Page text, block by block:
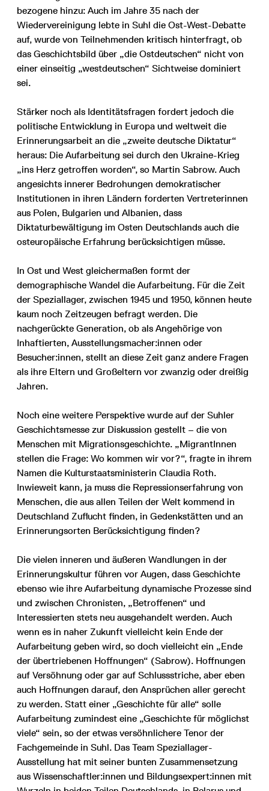
bezogene hinzu: Auch im Jahre 35 nach der
Wiedervereinigung lebte in Suhl die Ost-West-Debatte
auf, wurde von Teilnehmenden kritisch hinterfragt, ob
das Geschichtsbild über „die Ostdeutschen“ nicht von
einer einseitig „westdeutschen“ Sichtweise dominiert
sei.
Stärker noch als Identitätsfragen fordert jedoch die
politische Entwicklung in Europa und weltweit die
Erinnerungsarbeit an die „zweite deutsche Diktatur“
heraus: Die Aufarbeitung sei durch den Ukraine-Krieg
„ins Herz getroffen worden“, so Martin Sabrow. Auch
angesichts innerer Bedrohungen demokratischer
Institutionen in ihren Ländern forderten Vertreterinnen
aus Polen, Bulgarien und Albanien, dass
Diktaturbewältigung im Osten Deutschlands auch die
osteuropäische Erfahrung berücksichtigen müsse.
In Ost und West gleichermaßen formt der
demographische Wandel die Aufarbeitung. Für die Zeit
der Speziallager, zwischen 1945 und 1950, können heute
kaum noch Zeitzeugen befragt werden. Die
nachgerückte Generation, ob als Angehörige von
Inhaftierten, Ausstellungsmacher:innen oder
Besucher:innen, stellt an diese Zeit ganz andere Fragen
als ihre Eltern und Großeltern vor zwanzig oder dreißig
Jahren.
Noch eine weitere Perspektive wurde auf der Suhler
Geschichtsmesse zur Diskussion gestellt – die von
Menschen mit Migrationsgeschichte. „MigrantInnen
stellen die Frage: Wo kommen wir vor?“, fragte in ihrem
Namen die Kulturstaatsministerin Claudia Roth.
Inwieweit kann, ja muss die Repressionserfahrung von
Menschen, die aus allen Teilen der Welt kommend in
Deutschland Zuflucht finden, in Gedenkstätten und an
Erinnerungsorten Berücksichtigung finden?
Die vielen inneren und äußeren Wandlungen in der
Erinnerungskultur führen vor Augen, dass Geschichte
ebenso wie ihre Aufarbeitung dynamische Prozesse sind
und zwischen Chronisten, „Betroffenen“ und
Interessierten stets neu ausgehandelt werden. Auch
wenn es in naher Zukunft vielleicht kein Ende der
Aufarbeitung geben wird, so doch vielleicht ein „Ende
der übertriebenen Hoffnungen“ (Sabrow). Hoffnungen
auf Versöhnung oder gar auf Schlussstriche, aber eben
auch Hoffnungen darauf, den Ansprüchen aller gerecht
zu werden. Statt einer „Geschichte für alle“ solle
Aufarbeitung zumindest eine „Geschichte für möglichst
viele“ sein, so der etwas versöhnlichere Tenor der
Fachgemeinde in Suhl. Das Team Speziallager-
Ausstellung hat mit seiner bunten Zusammensetzung
aus Wissenschaftler:innen und Bildungsexpert:innen mit